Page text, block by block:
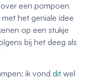
een pompoen
het geniale idee
op een stukje
bij het deeg als
ik vond dit wel